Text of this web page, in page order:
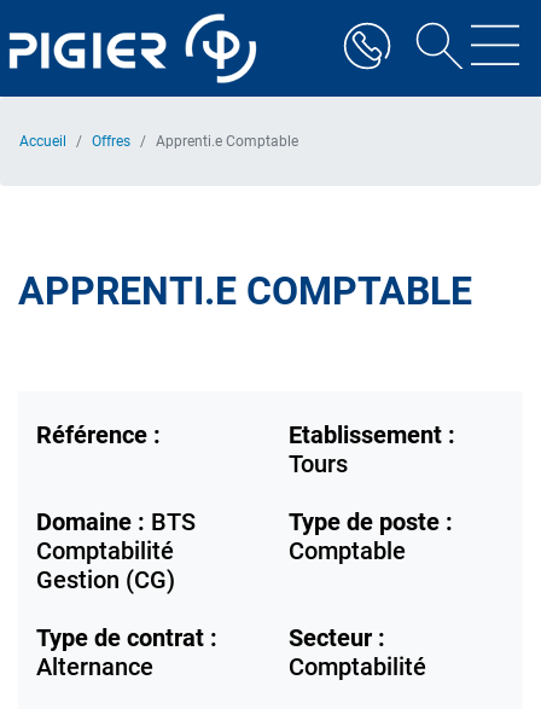
au
contenu
Accueil Offres Apprenti.e Comptable
APPRENTI.E COMPTABLE
Référence :
Etablissement :
Tours
Domaine : BTS
Comptabilité
Gestion (CG)
Type de poste :
Comptable
Type de contrat :
Alternance
Secteur :
Comptabilité